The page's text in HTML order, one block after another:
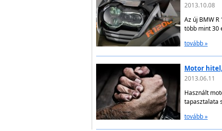
2013.10.08
Az új BMW
több mint 30
tovább »
Motor
2013.06.11
Használt
tapasztalata
tovább »